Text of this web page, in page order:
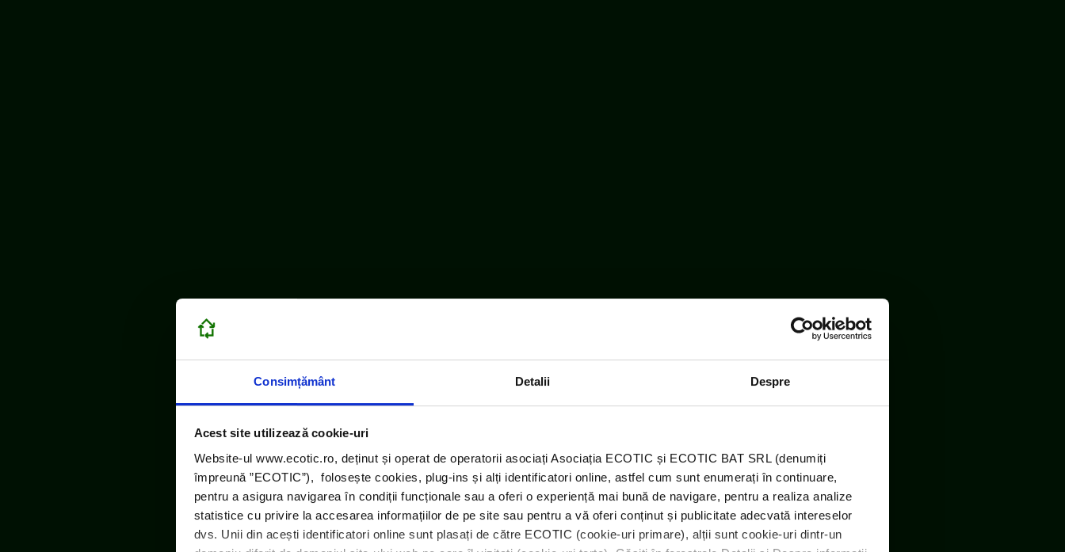
Consimțământ Detalii Despre
Acest site utilizează cookie-uri
Website-ul www.ecotic.ro, deținut și operat de operatorii asociați Asociația ECOTIC și ECOTIC BAT SRL (denumiți
împreună ”ECOTIC”), folosește cookies, plug-ins și alți identificatori online, astfel cum sunt enumerați în continuare,
pentru a asigura navigarea în condiții funcționale sau a oferi o experiență mai bună de navigare, pentru a realiza analize
statistice cu privire la accesarea informațiilor de pe site sau pentru a vă oferi conținut și publicitate adecvată intereselor
dvs. Unii din acești identificatori online sunt plasați de către ECOTIC (cookie-uri primare), alții sunt cookie-uri dintr-un